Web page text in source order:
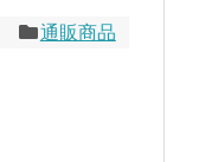
通販商品